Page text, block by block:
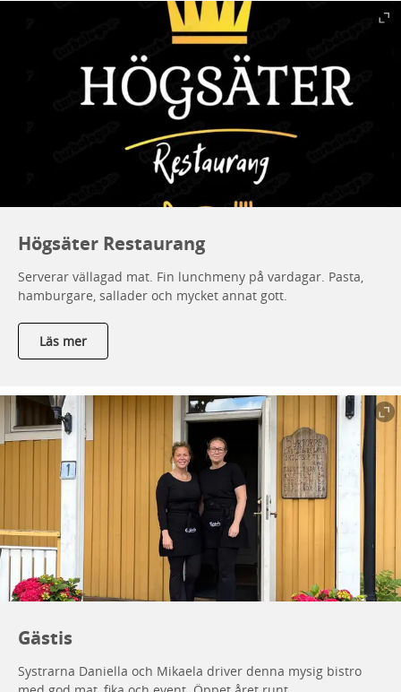
Högsäter Restaurang
Serverar vällagad mat. Fin lunchmeny på vardagar. Pasta,
hamburgare, sallader och mycket annat gott.
Läs mer
Gästis
Systrarna Daniella och Mikaela driver denna mysig bistro